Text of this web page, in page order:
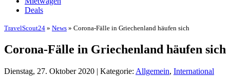
Deals
TravelScout24 » News » Corona-Fälle in Griechenland häufen sich
Corona-Fälle in Griechenland häufen sich
Dienstag, 27. Oktober 2020 | Kategorie: Allgemein, International